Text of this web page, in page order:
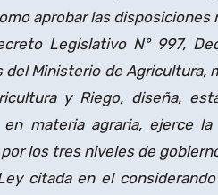
aprobar las
Legislativo N° 997,
del Ministerio de Agricultura,
y Riego, diseña,
en materia agraria, ejerce
los tres niveles de
citada en el